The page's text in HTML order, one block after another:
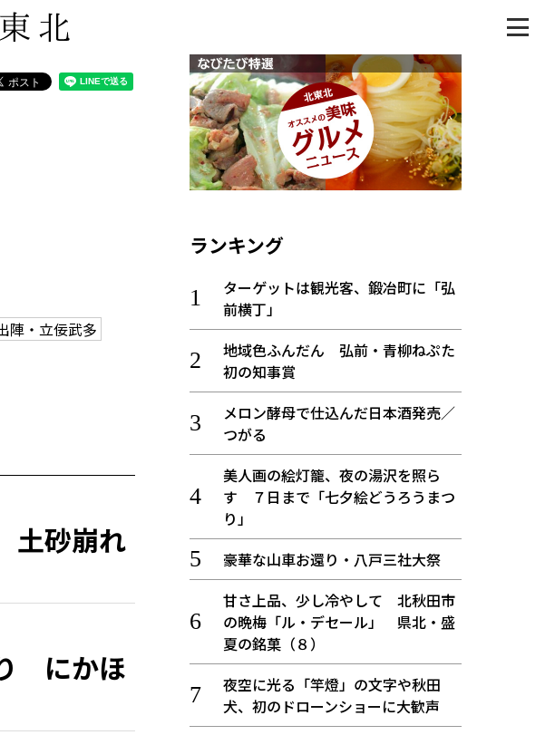
陣・立佞武多
土砂崩れ
にかほ
ランキング
ターゲットは観光客、鍛冶町に「弘
前横丁」
地域色ふんだん 弘前・青柳ねぷた
初の知事賞
メロン酵母で仕込んだ日本酒発売／
つがる
美人画の絵灯籠、夜の湯沢を照ら
す ７日まで「七夕絵どうろうまつ
り」
豪華な山車お還り・八戸三社大祭
甘さ上品、少し冷やして 北秋田市
の晩梅「ル・デセール」 県北・盛
夏の銘菓（８）
夜空に光る「竿燈」の文字や秋田
犬、初のドローンショーに大歓声